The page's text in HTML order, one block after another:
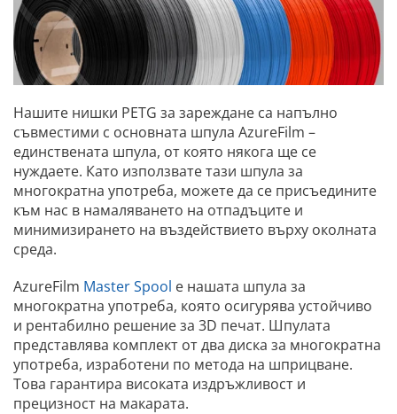
Нашите нишки PETG за зареждане са напълно
съвместими с основната шпула AzureFilm –
единствената шпула, от която някога ще се
нуждаете. Като използвате тази шпула за
многократна употреба, можете да се присъедините
към нас в намаляването на отпадъците и
минимизирането на въздействието върху околната
среда.
AzureFilm Master Spool е нашата шпула за
многократна употреба, която осигурява устойчиво
и рентабилно решение за 3D печат. Шпулата
представлява комплект от два диска за многократна
употреба, изработени по метода на шприцване.
Това гарантира високата издръжливост и
прецизност на макарата.